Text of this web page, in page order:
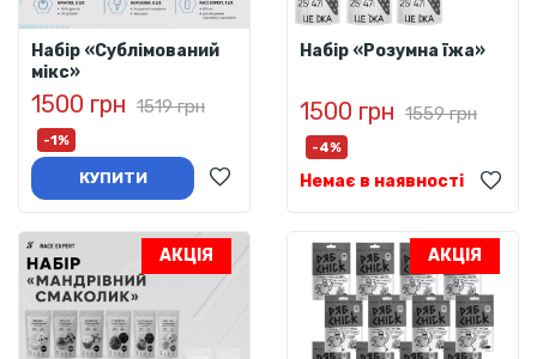
Набір «Сублімований
мікс»
1500 грн 1519 грн
-1%
КУПИТИ
Набір «Розумна їжа»
1500 грн 1559 грн
-4%
Немає в наявності
АКЦІЯ АКЦІЯ